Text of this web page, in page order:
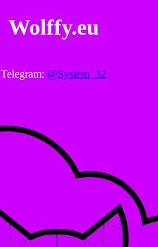
Wolffy.eu
Telegram: @System_32